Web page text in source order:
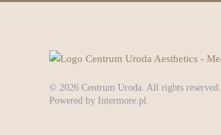
© 2026 Centrum Uroda. All rights reserved.
Powered by Intermore.pl .